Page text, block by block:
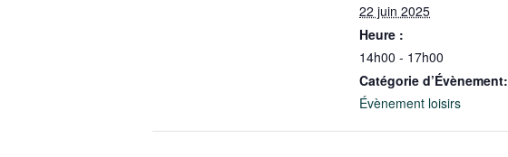
22 juin 2025
Heure :
14h00 - 17h00
Catégorie d’Évènement:
Évènement loisirs